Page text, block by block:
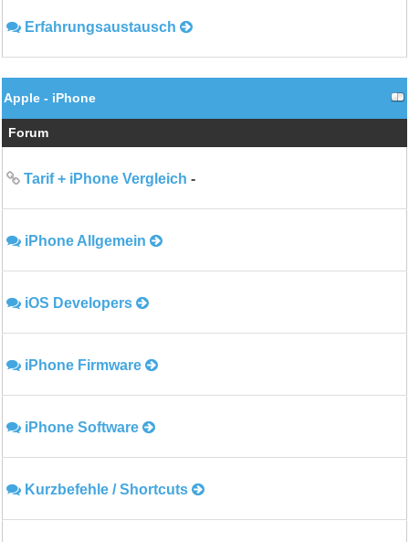
Erfahrungsaustausch
Apple - iPhone
Forum
Tarif + iPhone Vergleich -
iPhone Allgemein
iOS Developers
iPhone Firmware
iPhone Software
Kurzbefehle / Shortcuts